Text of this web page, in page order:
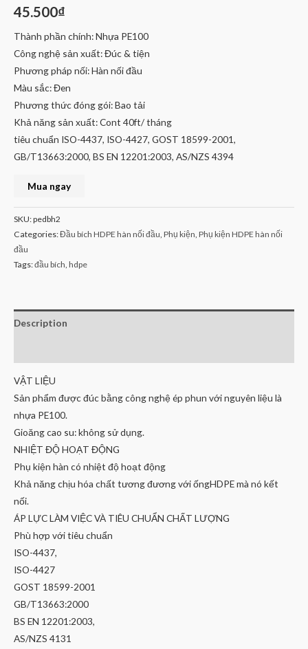
45.500₫
Thành phần chính: Nhựa PE100
Công nghệ sản xuất: Đúc & tiện
Phương pháp nối: Hàn nối đầu
Màu sắc: Đen
Phương thức đóng gói: Bao tải
Khả năng sản xuất: Cont 40ft/ tháng
tiêu chuẩn ISO-4437, ISO-4427, GOST 18599-2001,
GB/T13663:2000, BS EN 12201:2003, AS/NZS 4394
Mua ngay
SKU:pedbh2
Categories:Đầu bích HDPE hàn nối đầu Phụ kiện Phụ kiện HDPE hàn nối
đầu
Tags:đầu bích hdpe
Description
VẬT LIỆU
Sản phẩm được đúc bằng công nghệ ép phun với nguyên liệu là
nhựa PE100.
Gioăng cao su: không sử dụng.
NHIỆT ĐỘ HOẠT ĐỘNG
Phụ kiện hàn có nhiệt độ hoạt động
Khả năng chịu hóa chất tương đương với ốngHDPE mà nó kết
nối.
ÁP LỰC LÀM VIỆC VÀ TIÊU CHUẨN CHẤT LƯỢNG
Phù hợp với tiêu chuẩn
ISO-4437,
ISO-4427
GOST 18599-2001
GB/T13663:2000
BS EN 12201:2003,
AS/NZS 4131